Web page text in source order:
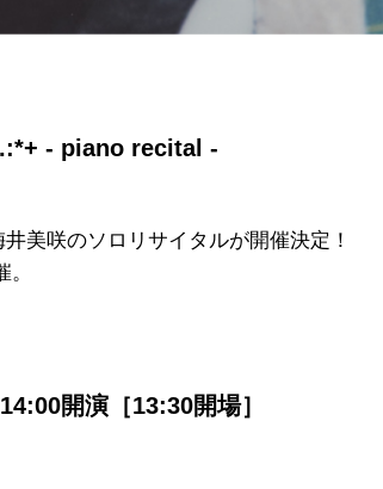
- piano recital -
美咲のソロリサイタルが開催決定！
開演［13:30開場］